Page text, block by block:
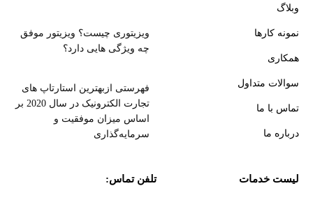
وبلاگ
نمونه کارها
همکاری
سوالات متداول
تماس با ما
درباره ما
ویزیتوری چیست؟ ویزیتور موفق
چه ویژگی هایی دارد؟
فهرستی ازبهترین استارتاپ های
تجارت الکترونیک در سال 2020 بر
اساس میزان موفقیت و
سرمایه‌گذاری
لیست خدمات تلفن تماس: